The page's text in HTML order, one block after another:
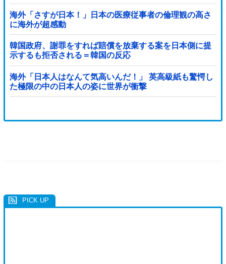
海外「さすが日本！」日本の医療従事者の倫理観の高さ
に海外が超感動
韓国政府、謝罪をすれば賠償を放棄する案を日本側に提
示するも拒否される＝韓国の反応
海外「日本人はなんて気高いんだ！」 英高級紙も驚愕し
た極限の中の日本人の姿に世界が衝撃